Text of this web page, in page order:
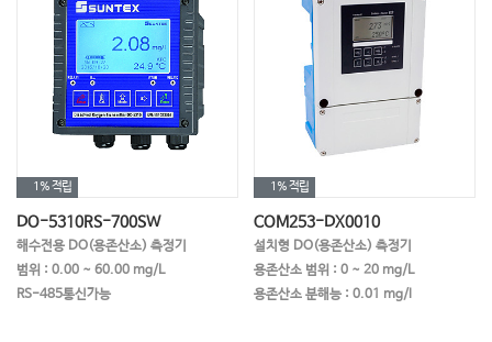
1%적립
DO-5310RS-700SW
해수전용 DO(용존산소) 측정기
범위 : 0.00 ~ 60.00 mg/L
RS-485통신가능
1%적립
COM253-DX0010
설치형 DO(용존산소) 측정기
용존산소 범위 : 0 ~ 20 mg/L
용존산소 분해능 : 0.01 mg/l